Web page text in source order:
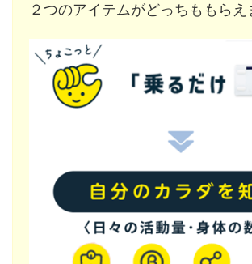
２つのアイテムがどっちももらえ